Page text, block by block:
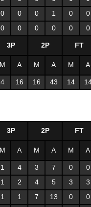
0 0 0 1 0
0
0 0 0 0 0 0
3P 2P FT
M A M A M A
4 16 16 43 14
3P 2P FT
M A M A M A
1 4 3 7 0
0
1 2 4 5 3
3
1 1 7 13 0
0